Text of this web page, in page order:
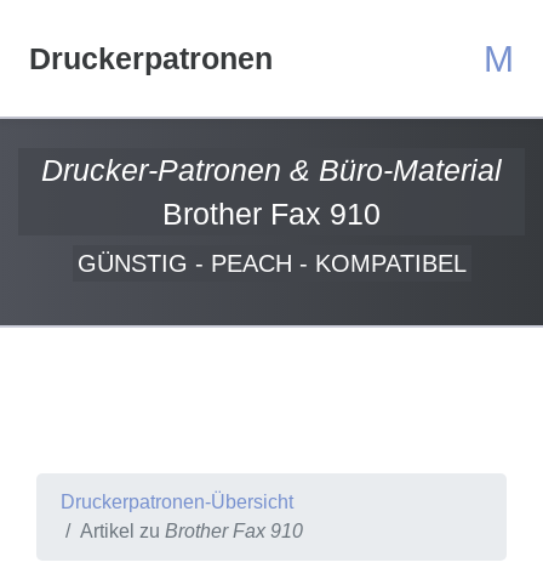
Druckerpatronen M
Drucker-Patronen & Büro-Material
Brother Fax 910
GÜNSTIG - PEACH - KOMPATIBEL
Druckerpatronen-Übersicht
Artikel zu Brother Fax 910